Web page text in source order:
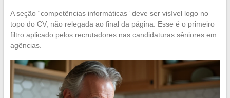
A seção “competências informáticas” deve ser visível logo no
topo do CV, não relegada ao final da página. Esse é o primeiro
filtro aplicado pelos recrutadores nas candidaturas sêniores em
agências.